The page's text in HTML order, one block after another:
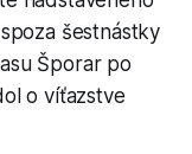
šestnástky
Šporar po
o víťazstve